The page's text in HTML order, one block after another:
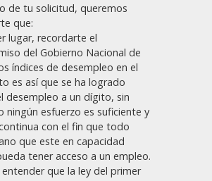
de tu solicitud, queremos
que:
lugar, recordarte el
del Gobierno Nacional de
índices de desempleo en el
es así que se ha logrado
desempleo a un dígito, sin
ningún esfuerzo es suficiente y
con el fin que todo
que este en capacidad
tener acceso a un empleo.
que la ley del primer